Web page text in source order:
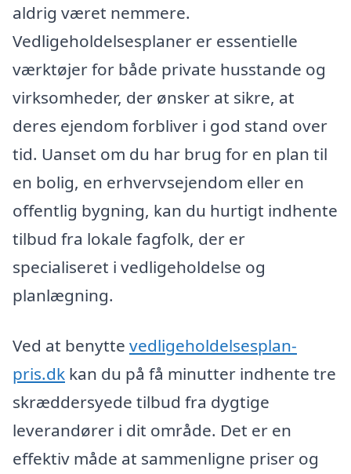
aldrig været nemmere.
Vedligeholdelsesplaner er essentielle
værktøjer for både private husstande og
virksomheder, der ønsker at sikre, at
deres ejendom forbliver i god stand over
tid. Uanset om du har brug for en plan til
en bolig, en erhvervsejendom eller en
offentlig bygning, kan du hurtigt indhente
tilbud fra lokale fagfolk, der er
specialiseret i vedligeholdelse og
planlægning.
Ved at benytte vedligeholdelsesplan-
pris.dk kan du på få minutter indhente tre
skræddersyede tilbud fra dygtige
leverandører i dit område. Det er en
effektiv måde at sammenligne priser og